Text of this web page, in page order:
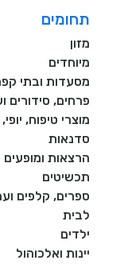
תחומים
מזון
מיוחדים
מסעדות ובתי
פרחים, סידורים
מוצרי טיפוח,
סדנאות
הרצאות ומופעים
תכשיטים
ספרים, קלפים
לבית
ילדים
יינות ואלכוהול